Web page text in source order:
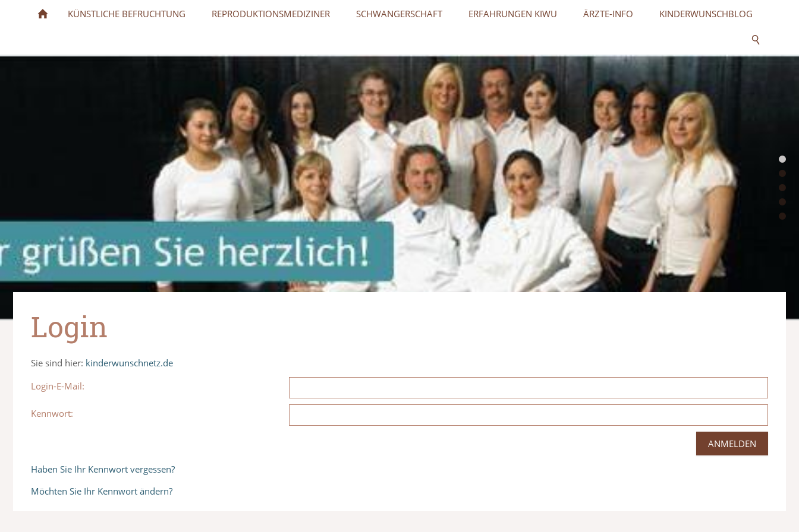
KÜNSTLICHE BEFRUCHTUNG REPRODUKTIONSMEDIZINER SCHWANGERSCHAFT ERFAHRUNGEN KIWU ÄRZTE-INFO KINDERWUNSCHBLOG
Login
Sie sind hier: kinderwunschnetz.de
Login-E-Mail:
Kennwort:
Haben Sie Ihr Kennwort vergessen?
Möchten Sie Ihr Kennwort ändern?